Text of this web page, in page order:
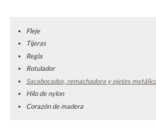
Fleje
Tijeras
Regla
Rotulador
Sacabocados, remachadora y ojetes
Hilo de nylon
Corazón de madera